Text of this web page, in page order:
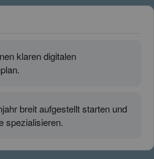
klaren digitalen
breit aufgestellt starten und
spezialisieren.